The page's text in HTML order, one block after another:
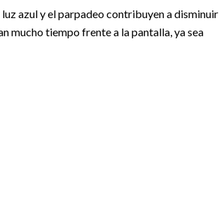
azul y el parpadeo contribuyen a disminuir
mucho tiempo frente a la pantalla, ya sea